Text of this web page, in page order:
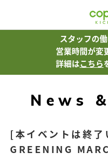
スタッフの
営業時間が変
詳細はこちら
News
[本イベントは終
GREENING